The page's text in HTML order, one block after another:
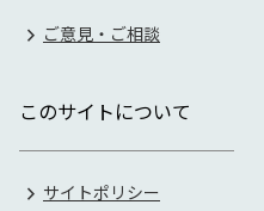
ご意見・ご相談
このサイトについて
サイトポリシー